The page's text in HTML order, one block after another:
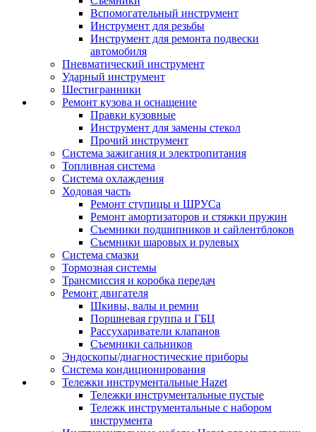
Вспомогательный инструмент
Инструмент для резьбы
Инструмент для ремонта подвески
автомобиля
Пневматический инструмент
Ударный инструмент
Шестигранники
Ремонт кузова и оснащение
Правки кузовные
Инструмент для замены стекол
Прочий инструмент
Система зажигания и электропитания
Топливная система
Система охлаждения
Ходовая часть
Ремонт ступицы и ШРУСа
Ремонт амортизаторов и стяжки пружин
Съемники подшипников и сайлентблоков
Съемники шаровых и рулевых
Система смазки
Тормозная системы
Трансмиссия и коробка передач
Ремонт двигателя
Шкивы, валы и ремни
Поршневая группа и ГБЦ
Рассухариватели клапанов
Съемники сальников
Эндоскопы/диагностические приборы
Система кондиционирования
Тележки инструментальные Hazet
Тележки инструментальные пустые
Тележк инструментальные с набором
инструмента